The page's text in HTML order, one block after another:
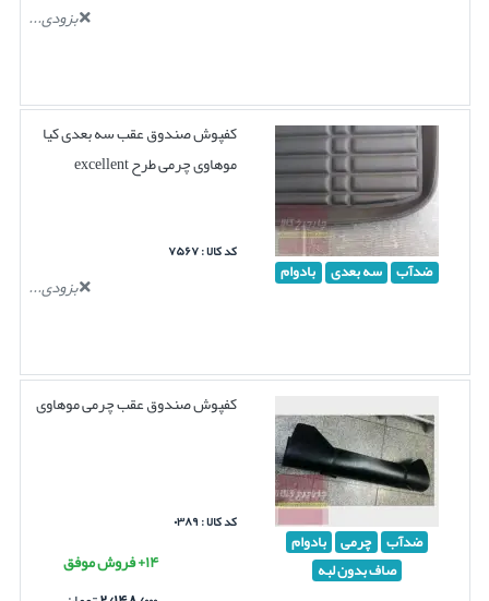
بزودی...
ضدآب سه بعدی بادوام
کفپوش صندوق عقب سه بعدی کیا
موهاوی چرمی طرح excellent
کد کالا : ۷۵۶۷
بزودی...
ضدآب چرمی بادوام
صاف بدون لبه
کفپوش صندوق عقب چرمی موهاوی
کد کالا : ۰۳۸۹
۱۴+ فروش موفق